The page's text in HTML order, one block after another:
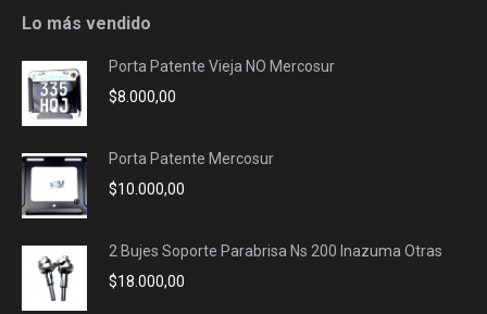
opens
new
window
opens
new
window
opens
new
window
opens
new
window
Lo más vendido
Porta Patente Vieja NO Mercosur
$8.000,00
Porta Patente Mercosur
$10.000,00
2 Bujes Soporte Parabrisa Ns 200 Inazuma Otras
$18.000,00